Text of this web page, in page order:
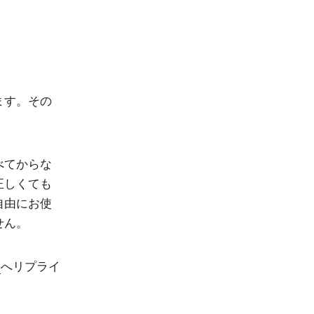
す。その
てからな
くても
由にお使
。
へリプライ